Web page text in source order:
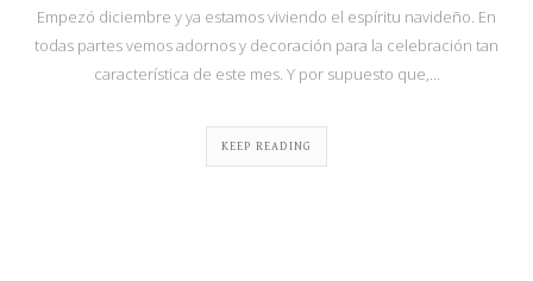
Empezó diciembre y ya estamos viviendo el espíritu navideño. En
todas partes vemos adornos y decoración para la celebración tan
característica de este mes. Y por supuesto que,…
KEEP READING